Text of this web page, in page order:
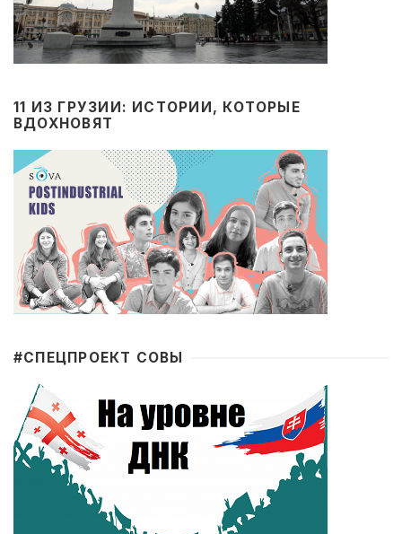
11 ИЗ ГРУЗИИ: ИСТОРИИ, КОТОРЫЕ
ВДОХНОВЯТ
#CПЕЦПРОЕКТ СОВЫ